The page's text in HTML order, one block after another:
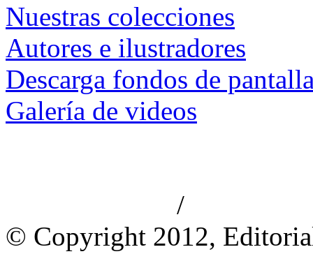
Nuestras colecciones
Autores e ilustradores
Descarga fondos de
Galería de videos
/
© Copyright 2012,